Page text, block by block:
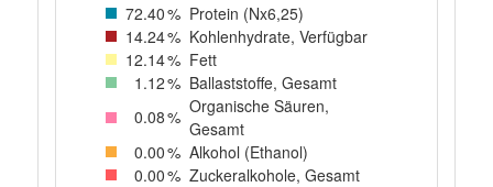
72.40% Protein (Nx6,25)
14.24% Kohlenhydrate, Verfügbar
12.14% Fett
1 .12% Ballaststoffe, Gesamt
0.08% Organische Säuren,
Gesamt
0.00% Alkohol (Ethanol)
0.00% Zuckeralkohole, Gesamt